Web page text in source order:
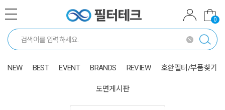
0
NEW BEST EVENT BRANDS REVIEW 호환필터/부품찾기
도면게시판